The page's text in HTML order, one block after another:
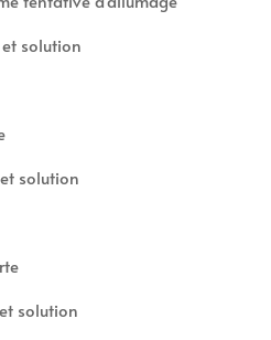
et solution
solution
solution